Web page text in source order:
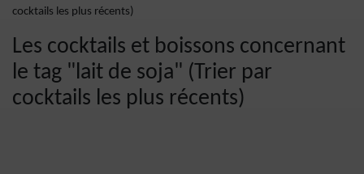
cocktails les plus récents)
Les cocktails et boissons concernant
le tag "lait de soja" (Trier par
cocktails les plus récents)